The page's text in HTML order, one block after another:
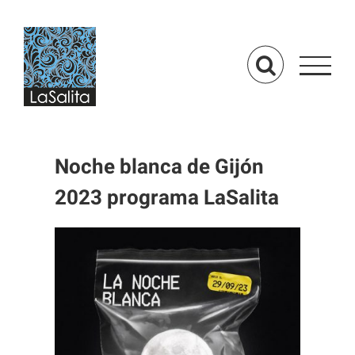
contenido
Noche blanca de Gijón
2023 programa LaSalita
imagen
grande